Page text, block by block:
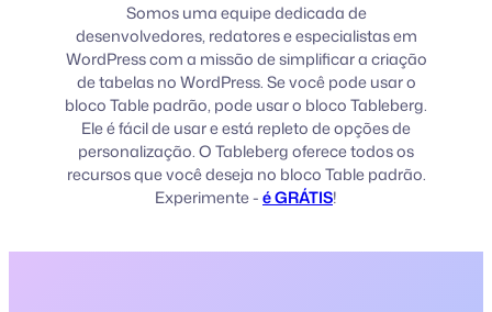
Somos uma equipe dedicada de
desenvolvedores, redatores e especialistas em
WordPress com a missão de simplificar a criação
de tabelas no WordPress. Se você pode usar o
bloco Table padrão, pode usar o bloco Tableberg.
Ele é fácil de usar e está repleto de opções de
personalização. O Tableberg oferece todos os
recursos que você deseja no bloco Table padrão.
Experimente -é GRÁTIS!